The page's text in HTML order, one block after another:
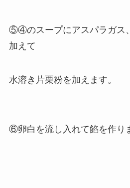
⑤④のスープにアスパラガス
加えて
水溶き片栗粉を加えます。
⑥卵白を流し入れて餡を作り